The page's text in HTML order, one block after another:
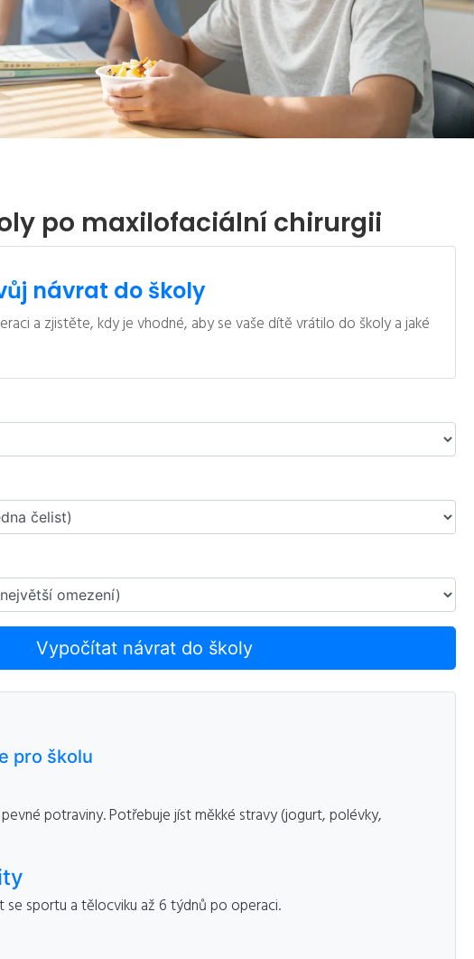
po maxilofaciální chirurgii
návrat do školy
a zjistěte, kdy je vhodné, aby se vaše dítě vrátilo do školy a jaké
Vypočítat návrat do školy
pro školu
potraviny. Potřebuje jíst měkké stravy (jogurt, polévky,
se sportu a tělocviku až 6 týdnů po operaci.